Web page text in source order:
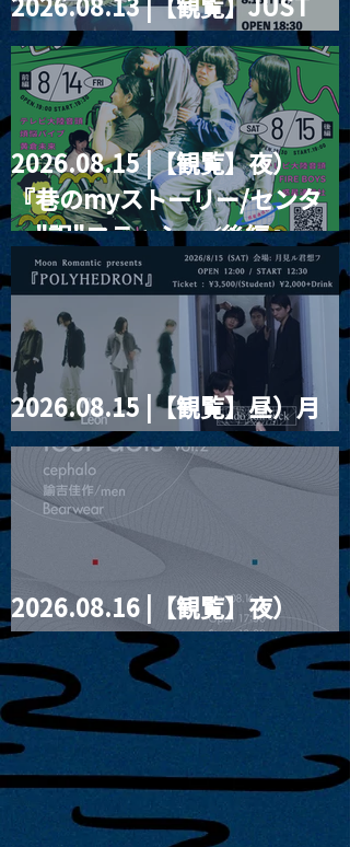
RIGHT!! vol.26
2026.08.15 |【観覧】夜）
『巷のmyストーリー/センタ
ー"訳"フラッシュ⚡️後編』
2026.08.15 |【観覧】昼）月
見ルpre.『POLYHEDRON』
2026.08.16 |【観覧】夜）
four dots vol.2